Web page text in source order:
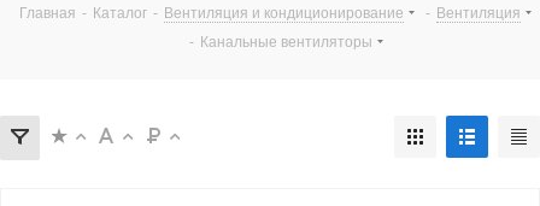
Главная - Каталог - Вентиляция и кондиционирование - Вентиляция
- Канальные вентиляторы